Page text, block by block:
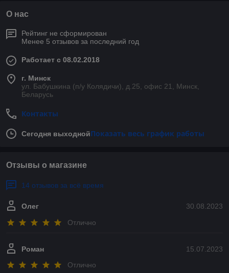
О нас
Рейтинг не сформирован
Менее 5 отзывов за последний год
Работает с 08.02.2018
г. Минск
ул. Бабушкина (п/у Колядичи), д.25, офис 21, Минск,
Беларусь
Контакты
Сегодня выходнойПоказать весь график работы
Отзывы о магазине
14 отзывов за всё время
30.08.2023
Олег
Отлично
15.07.2023
Роман
Отлично